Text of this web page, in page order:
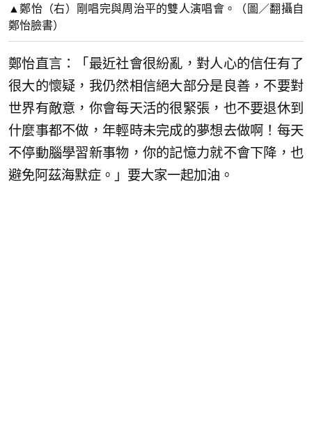
▲鄭怡（右）剛唱完與周治平的雙人演唱會。（圖／翻攝自
鄭怡臉書）
鄭怡直言：「最近社會很紛亂，對人心的信任有了
很大的懷疑，我仍然相信絕大部分是良善，不要對
世界有敵意，你會每天活的很緊張，也不要退休到
什麼事都不做，年輕時未完成的夢想去做啊！每天
不停動腦學習新事物，你的記憶力就不會下降，也
避免阿茲海默症。」要大家一起加油。